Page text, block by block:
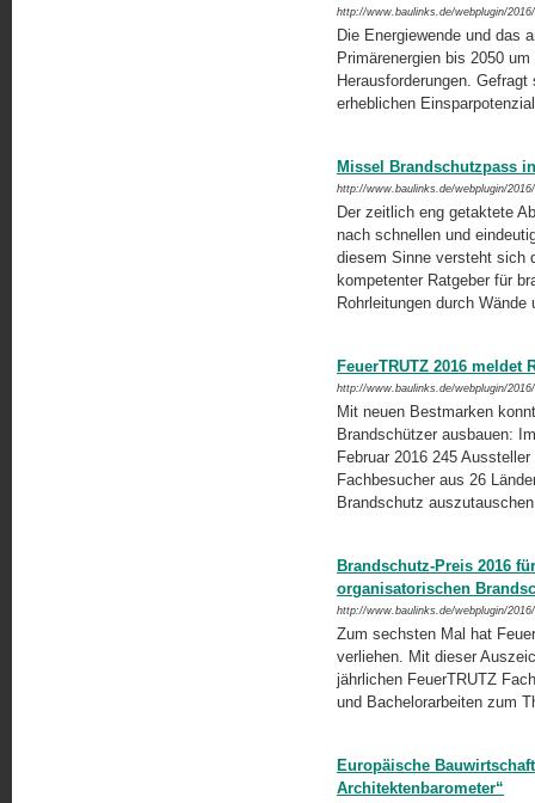
http://www.baulinks.de/webplugin/
Die Energiewende und das
Primärenergien bis 2050
Herausforderungen.
erheblichen
Missel Brandschutzpass
http://www.baulinks.de/webplugin/
Der zeitlich eng getaktete
nach schnellen und
diesem Sinne versteht sich
kompetenter Ratgeber für
Rohrleitungen durch
FeuerTRUTZ 2016 meldet
http://www.baulinks.de/webplugin/
Mit neuen Bestmarken
Brandschützer ausbauen:
Februar 2016 245
Fachbesucher aus 26
Brandschutz
Brandschutz-Preis 2016
organisatorischen
http://www.baulinks.de/webplugin/
Zum sechsten Mal hat
verliehen. Mit dieser
jährlichen FeuerTRUTZ
und Bachelorarbeiten zum
Europäische
Architektenbarometer“